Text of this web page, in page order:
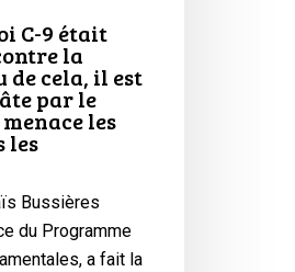
C-9 était
la
de cela, il est
par le
les
les
Bussières
du Programme
a fait la